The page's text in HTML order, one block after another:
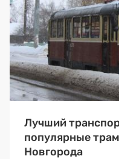
Лучший
популярные
Новгорода